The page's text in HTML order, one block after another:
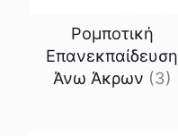
Ρομποτική
Επανεκπαίδευση
Άνω Άκρων (3)